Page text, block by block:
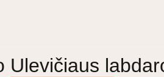
Ulevičiaus